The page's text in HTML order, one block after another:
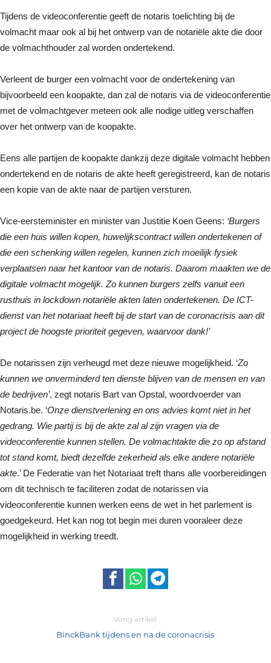
Tijdens de videoconferentie geeft de notaris toelichting bij de
volmacht maar ook al bij het ontwerp van de notariële akte die door
de volmachthouder zal worden ondertekend.
Verleent de burger een volmacht voor de ondertekening van
bijvoorbeeld een koopakte, dan zal de notaris via de videoconferentie
met de volmachtgever meteen ook alle nodige uitleg verschaffen
over het ontwerp van de koopakte.
Eens alle partijen de koopakte dankzij deze digitale volmacht hebben
ondertekend en de notaris de akte heeft geregistreerd, kan de notaris
een kopie van de akte naar de partijen versturen.
Vice-eersteminister en minister van Justitie Koen Geens: ‘Burgers
die een huis willen kopen, huwelijkscontract willen ondertekenen of
die een schenking willen regelen, kunnen zich moeilijk fysiek
verplaatsen naar het kantoor van de notaris. Daarom maakten we de
digitale volmacht mogelijk. Zo kunnen burgers zelfs vanuit een
rusthuis in lockdown notariële akten laten ondertekenen. De ICT-
dienst van het notariaat heeft bij de start van de coronacrisis aan dit
project de hoogste prioriteit gegeven, waarvoor dank!’
De notarissen zijn verheugd met deze nieuwe mogelijkheid. ‘Zo
kunnen we onverminderd ten dienste blijven van de mensen en van
de bedrijven’, zegt notaris Bart van Opstal, woordvoerder van
Notaris.be. ‘Onze dienstverlening en ons advies komt niet in het
gedrang. Wie partij is bij de akte zal al zijn vragen via de
videoconferentie kunnen stellen. De volmachtakte die zo op afstand
tot stand komt, biedt dezelfde zekerheid als elke andere notariële
akte.’ De Federatie van het Notariaat treft thans alle voorbereidingen
om dit technisch te faciliteren zodat de notarissen via
videoconferentie kunnen werken eens de wet in het parlement is
goedgekeurd. Het kan nog tot begin mei duren vooraleer deze
mogelijkheid in werking treedt.
Vorig artikel
BinckBank tijdens en na de coronacrisis